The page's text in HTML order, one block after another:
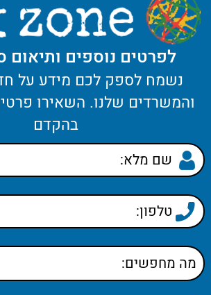
לפרטים נוספים ותיאום
נשמח לספק לכם מידע על
והמשרדים שלנו. השאירו
בהקדם